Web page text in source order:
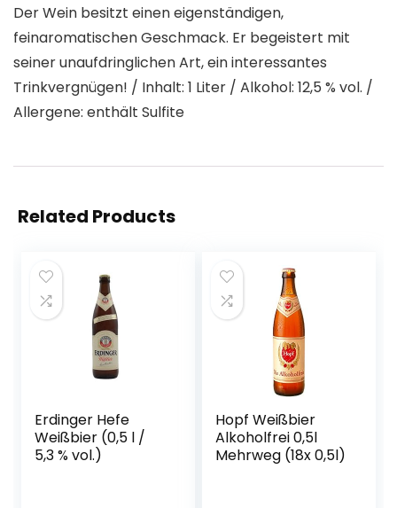
Der Wein besitzt einen eigenständigen,
feinaromatischen Geschmack. Er begeistert mit
seiner unaufdringlichen Art, ein interessantes
Trinkvergnügen! / Inhalt: 1 Liter / Alkohol: 12,5 % vol. /
Allergene: enthält Sulfite
Related Products
Erdinger Hefe
Weißbier (0,5 l /
5,3 % vol.)
Hopf Weißbier
Alkoholfrei 0,5l
Mehrweg (18x 0,5l)